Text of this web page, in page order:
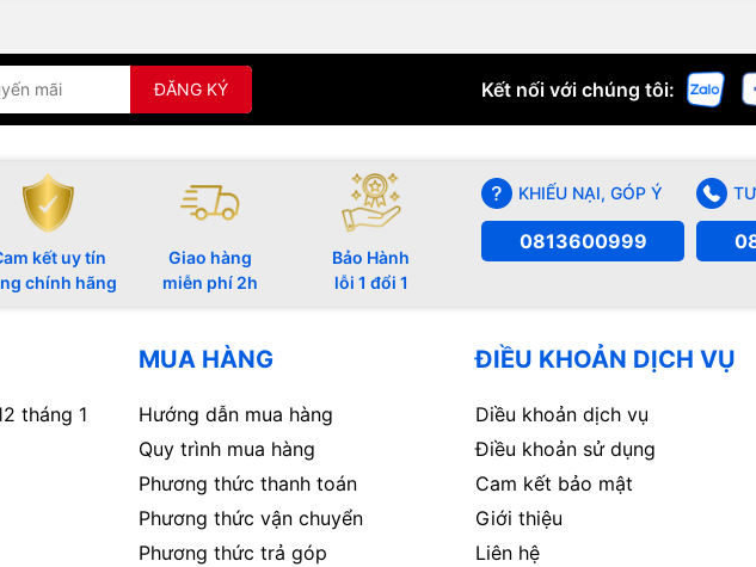
ĐĂNG KÝ Kết nối với chúng tôi:
kết uy tín
chính hãng
Giao hàng
miễn phí 2h
Bảo Hành
lỗi 1 đổi 1
KHIẾU NẠI, GÓP Ý
0813600999
tháng 1
MUA HÀNG
Hướng dẫn mua hàng
Quy trình mua hàng
Phương thức thanh toán
Phương thức vận chuyển
Phương thức trả góp
ĐIỀU KHOẢN DỊCH VỤ
Diều khoản dịch vụ
Điều khoản sử dụng
Cam kết bảo mật
Giới thiệu
Liên hệ